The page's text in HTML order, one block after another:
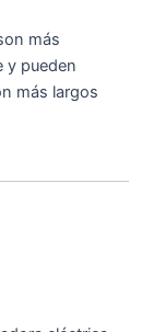
más
y pueden
más largos